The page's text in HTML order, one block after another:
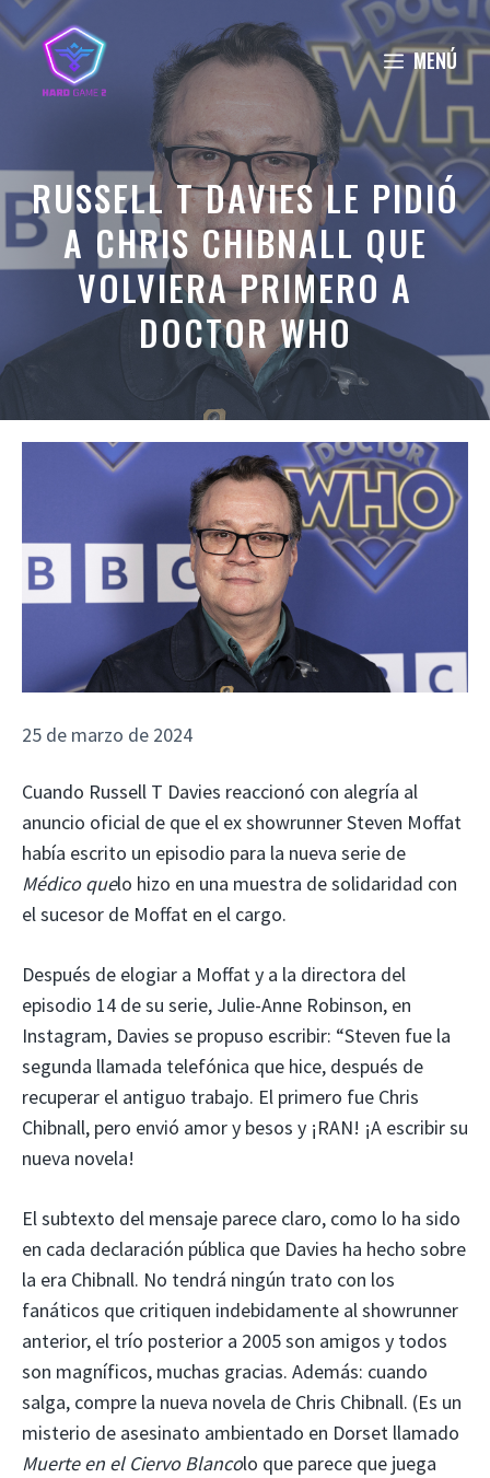
Saltar
al
contenido
MENÚ
RUSSELL T DAVIES LE PIDIÓ
A CHRIS CHIBNALL QUE
VOLVIERA PRIMERO A
DOCTOR WHO
25 de marzo de 2024
Cuando Russell T Davies reaccionó con alegría al
anuncio oficial de que el ex showrunner Steven Moffat
había escrito un episodio para la nueva serie de
Médico quelo hizo en una muestra de solidaridad con
el sucesor de Moffat en el cargo.
Después de elogiar a Moffat y a la directora del
episodio 14 de su serie, Julie-Anne Robinson, en
Instagram, Davies se propuso escribir: “Steven fue la
segunda llamada telefónica que hice, después de
recuperar el antiguo trabajo. El primero fue Chris
Chibnall, pero envió amor y besos y ¡RAN! ¡A escribir su
nueva novela!
El subtexto del mensaje parece claro, como lo ha sido
en cada declaración pública que Davies ha hecho sobre
la era Chibnall. No tendrá ningún trato con los
fanáticos que critiquen indebidamente al showrunner
anterior, el trío posterior a 2005 son amigos y todos
son magníficos, muchas gracias. Además: cuando
salga, compre la nueva novela de Chris Chibnall. (Es un
misterio de asesinato ambientado en Dorset llamado
Muerte en el Ciervo Blancolo que parece que juega